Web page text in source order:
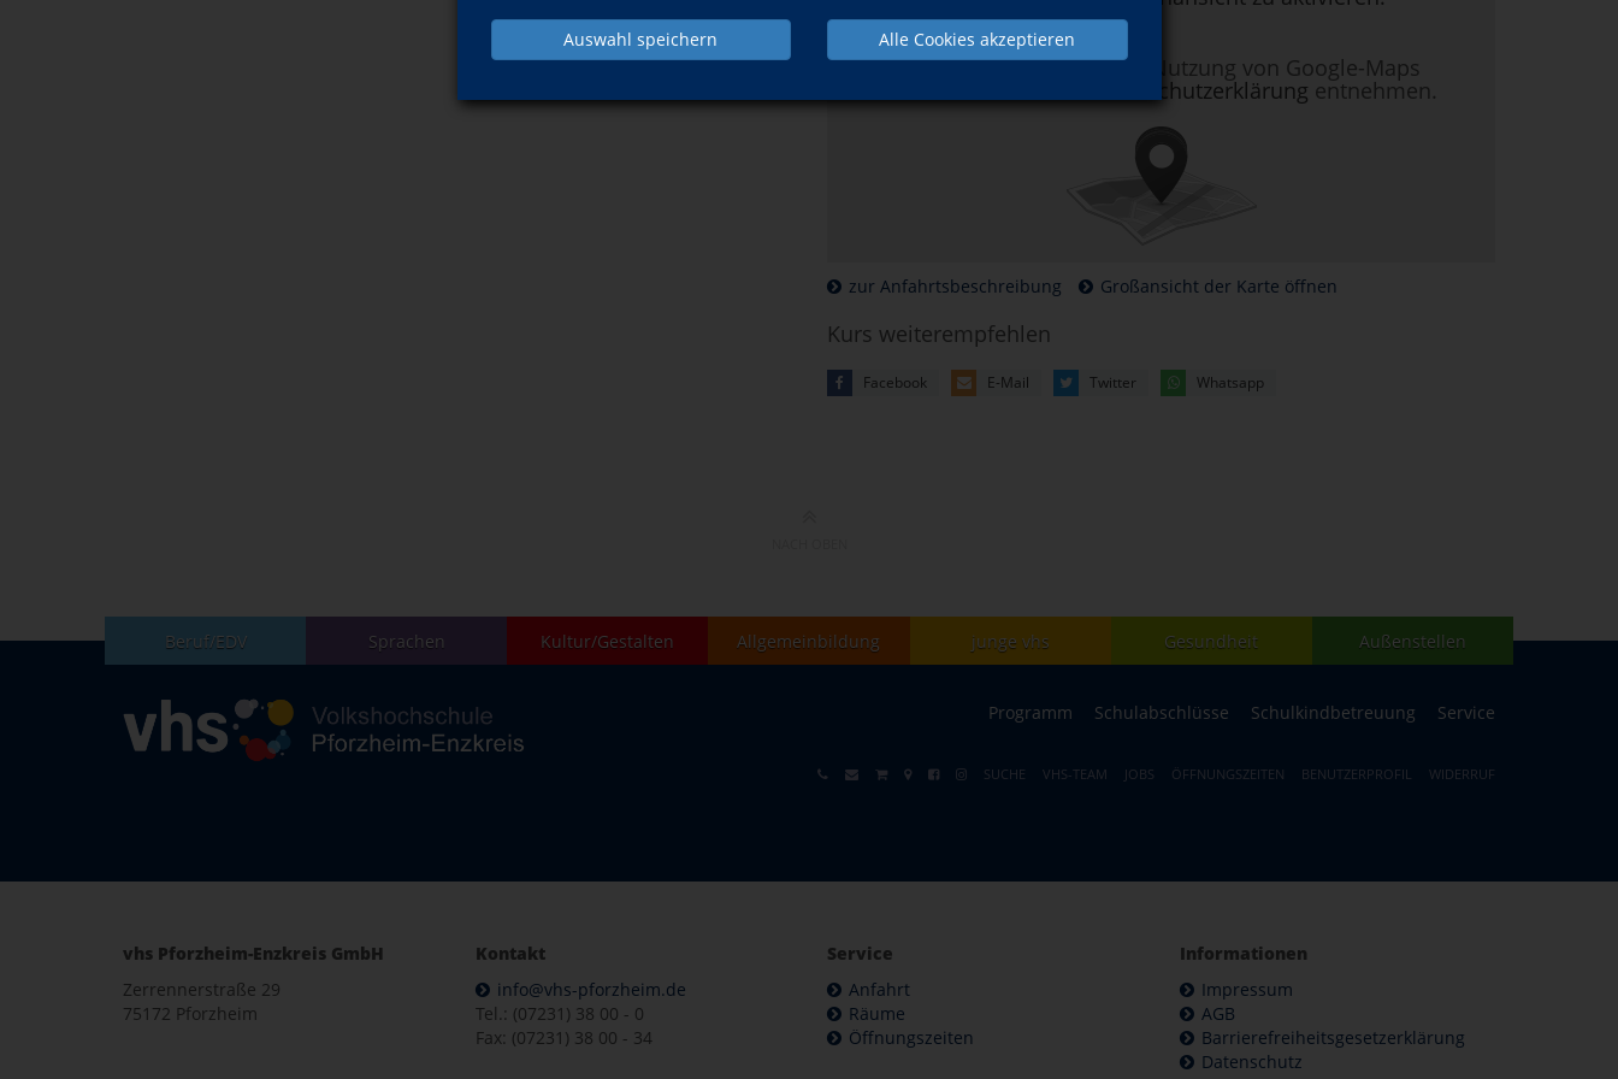
Auswahl speichern Alle Cookies akzeptieren
Mehr Informationen zur Nutzung von Google-Maps
Datenschutzerklärung entnehmen.
zur Anfahrtsbeschreibung Großansicht der Karte öffnen
Kurs weiterempfehlen
Facebook E-Mail Twitter Whatsapp
Beruf/EDV Sprachen Kultur/Gestalten Allgemeinbildung junge vhs Gesundheit Außenstellen
Programm Schulabschlüsse Schulkindbetreuung Service
SUCHE VHS-TEAM JOBS ÖFFNUNGSZEITEN BENUTZERPROFIL WIDERRUF
vhs Pforzheim-Enzkreis GmbH
Zerrennerstraße 29
75172 Pforzheim
Kontakt
info@vhs-pforzheim.de
Tel.: (07231) 38 00 - 0
Fax: (07231) 38 00 - 34
Service
Anfahrt
Räume
Öffnungszeiten
Informationen
Impressum
AGB
Barrierefreiheitsgesetzerklärung
Datenschutz